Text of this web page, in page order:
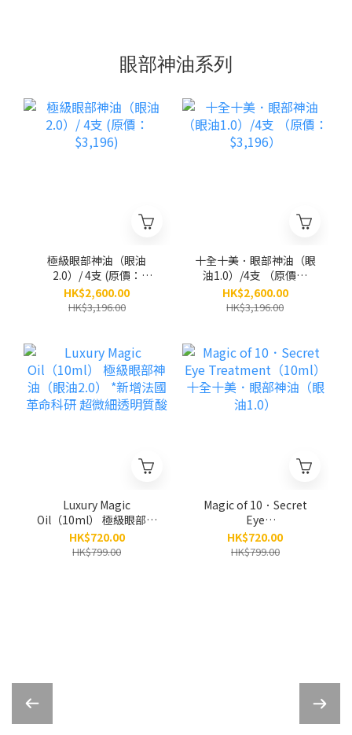
眼部神油系列
極級眼部神油（眼油
2.0）/ 4支 (原價：
$3,196)
HK$2,600.00
HK$3,196.00
十全十美．眼部神油（眼
油1.0）/4支 （原價：
$3,196）
HK$2,600.00
HK$3,196.00
Luxury Magic
Oil（10ml） 極級眼部神
油（眼油2.0） *新增法國
革命科研 超微細透明質
HK$720.00
HK$799.00
Magic of 10．Secret
Eye
Treatment（10ml） 十
全十美．眼部神油（眼油
HK$720.00
HK$799.00